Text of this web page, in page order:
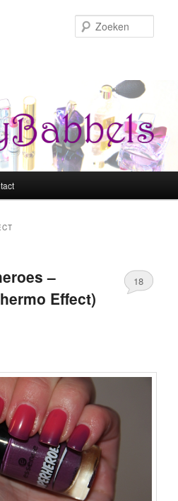
–
Effect)
18